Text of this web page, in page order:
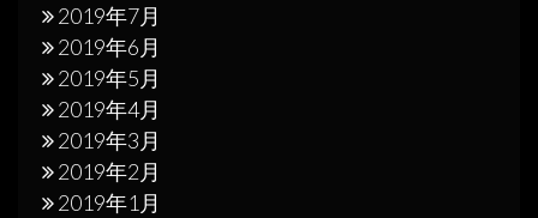
2019年7月
2019年6月
2019年5月
2019年4月
2019年3月
2019年2月
2019年1月